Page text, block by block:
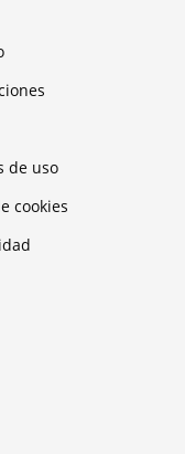
de uso
cookies